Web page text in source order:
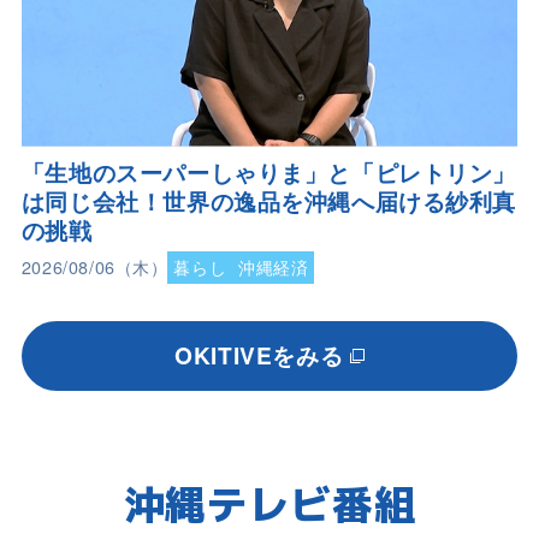
「生地のスーパーしゃりま」と「ピレトリン」
は同じ会社！世界の逸品を沖縄へ届ける紗利真
の挑戦
2026/08/06（木） 暮らし 沖縄経済
OKITIVEをみる
沖縄テレビ番組